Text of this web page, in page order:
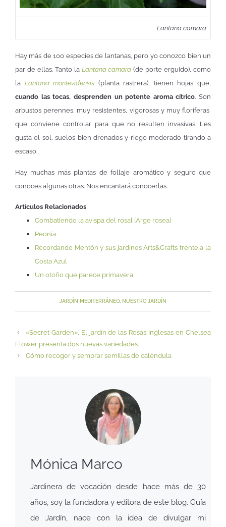
Lantana camara
Hay más de 100 especies de lantanas, pero yo conozco bien un
par de ellas. Tanto la Lantana camara(de porte erguido), como
la Lantana montevidensis (planta rastrera), tienen hojas que,
cuando las tocas, desprenden un potente aroma cítrico. Son
arbustos perennes, muy resistentes, vigorosas y muy floríferas
que conviene controlar para que no resulten invasivas. Les
gusta el sol, suelos bien drenados y riego moderado tirando a
escaso.
Hay muchas más plantas de follaje aromático y seguro que
conoces algunas otras. Nos encantará conocerlas.
Artículos Relacionados
Combatiendo la avispa del rosal {Arge rosea}
Peonia
Recordando Mentón y sus jardines Arts&Crafts frente a la
Costa Azul
Un otoño que parece primavera
JARDÍN MEDITERRÁNEO, NUESTRO JARDÍN
«Secret Garden», El jardín de las Rosas Inglesas en Chelsea
Flower presenta dos nuevas variedades
Cómo recoger y sembrar semillas de caléndula
Mónica Marco
Jardinera de vocación desde hace más de 30
años, soy la fundadora y editora de este blog. Guía
de Jardín, nace con la idea de divulgar mi